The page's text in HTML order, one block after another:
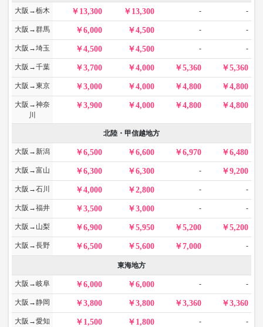
大阪→栃木 13,300 13,300 - -
大阪→群馬 6,000 4,500 - -
大阪→埼玉 4,500 4,500 - -
大阪→千葉 3,700 4,000 5,360 5,360
大阪→東京 3,000 4,000 4,800 4,800
大阪→神奈
川
3,900 4,000 4,800 4,800
北陸・甲信越地方
大阪→新潟 6,500 6,600 6,970 6,480
大阪→富山 6,300 6,300 - 9,200
大阪→石川 4,000 2,800 - -
大阪→福井 3,500 3,000 - -
大阪→山梨 6,900 5,950 5,200 5,200
大阪→長野 6,500 5,600 7,000 -
東海地方
大阪→岐阜 6,000 6,000 - -
大阪→静岡 3,800 3,800 3,360 3,360
大阪→愛知 1,500 1,800 - -